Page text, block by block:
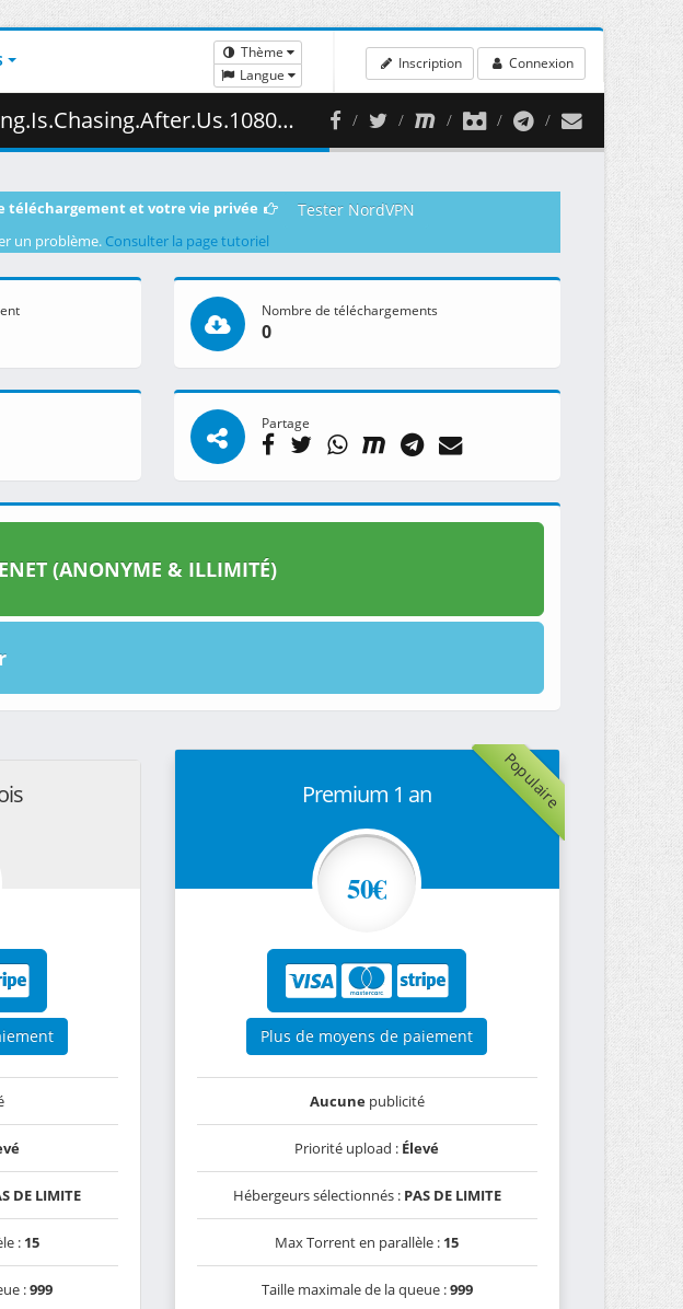
Thème
Langue
Inscription Connexion
ToonsHub.mkv.001 ( 463.16 MB )
téléchargement et votre vie privée Tester NordVPN
un problème. Consulter la page tutoriel
Nombre de téléchargements
0
Partage
(ANONYME & ILLIMITÉ)
DE LIMITE
: 15
:999
Populaire
Premium 1 an
50€
Plus de moyens de paiement
Aucunepublicité
Priorité upload : Élevé
Hébergeurs sélectionnés : PAS DE LIMITE
Max Torrent en parallèle : 15
Taille maximale de la queue :999